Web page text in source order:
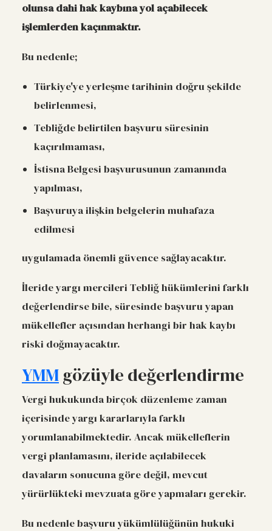
olunsa dahi hak kaybına yol açabilecek
işlemlerden kaçınmaktır.
Bu nedenle;
Türkiye'ye yerleşme tarihinin doğru şekilde
belirlenmesi,
Tebliğde belirtilen başvuru süresinin
kaçırılmaması,
İstisna Belgesi başvurusunun zamanında
yapılması,
Başvuruya ilişkin belgelerin muhafaza
edilmesi
uygulamada önemli güvence sağlayacaktır.
İleride yargı mercileri Tebliğ hükümlerini farklı
değerlendirse bile, süresinde başvuru yapan
mükellefler açısından herhangi bir hak kaybı
riski doğmayacaktır.
YMMgözüyle değerlendirme
Vergi hukukunda birçok düzenleme zaman
içerisinde yargı kararlarıyla farklı
yorumlanabilmektedir. Ancak mükelleflerin
vergi planlamasını, ileride açılabilecek
davaların sonucuna göre değil, mevcut
yürürlükteki mevzuata göre yapmaları gerekir.
Bu nedenle başvuru yükümlülüğünün hukuki